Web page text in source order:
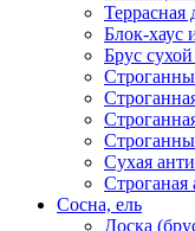
Террасная
Блок-хаус
Брус
Сухая
Строганая
Сосна, ель
Доска